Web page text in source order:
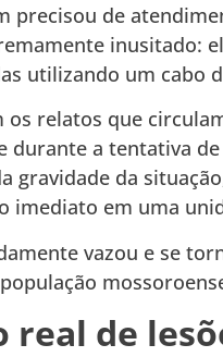
precisou de
inusitado:
utilizando um cabo
os relatos que
durante a tentativa
gravidade da
imediato em uma
vazou e se
real de